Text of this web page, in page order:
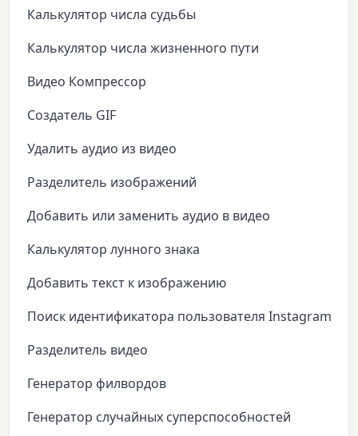
Калькулятор числа судьбы
Калькулятор числа жизненного пути
Видео Компрессор
Создатель GIF
Удалить аудио из видео
Разделитель изображений
Добавить или заменить аудио в видео
Калькулятор лунного знака
Добавить текст к изображению
Поиск идентификатора пользователя Instagram
Разделитель видео
Генератор филвордов
Генератор случайных суперспособностей